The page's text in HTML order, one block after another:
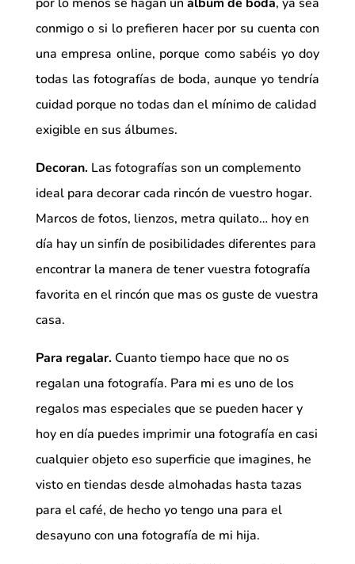
conmigo o si lo prefieren hacer por su cuenta con
una empresa online, porque como sabéis yo doy
todas las fotografías de boda, aunque yo tendría
cuidad porque no todas dan el mínimo de calidad
exigible en sus álbumes.
Decoran.Las fotografías son un complemento
ideal para decorar cada rincón de vuestro hogar.
Marcos de fotos, lienzos, metra quilato… hoy en
día hay un sinfín de posibilidades diferentes para
encontrar la manera de tener vuestra fotografía
favorita en el rincón que mas os guste de vuestra
casa.
Para regalar.Cuanto tiempo hace que no os
regalan una fotografía. Para mi es uno de los
regalos mas especiales que se pueden hacer y
hoy en día puedes imprimir una fotografía en casi
cualquier objeto eso superficie que imagines, he
visto en tiendas desde almohadas hasta tazas
para el café, de hecho yo tengo una para el
desayuno con una fotografía de mi hija.